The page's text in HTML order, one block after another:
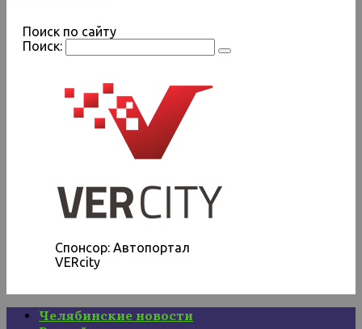
Поиск по сайту
Поиск:
Спонсор: Автопортал
VERcity
Челябинские новости